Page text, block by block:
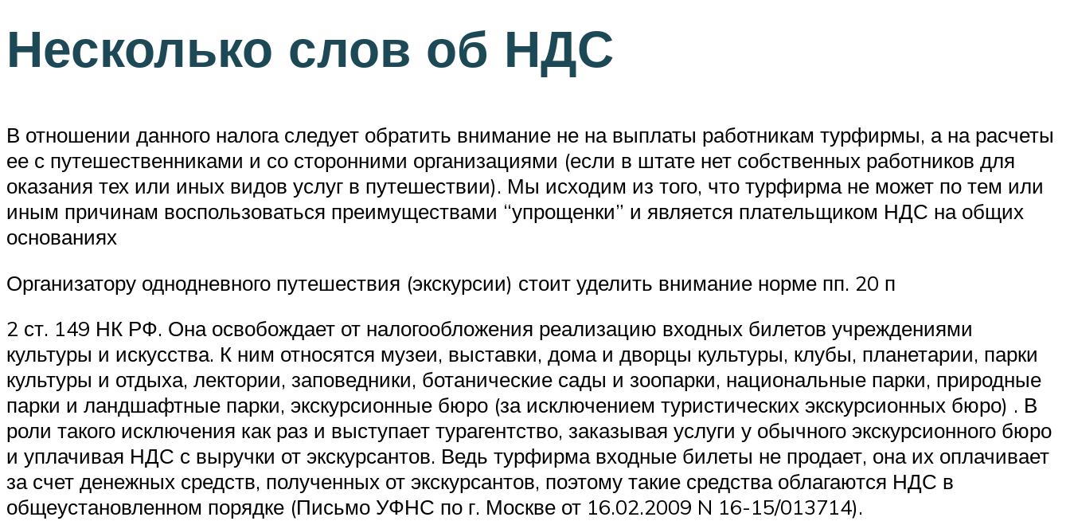
Несколько слов об НДС
В отношении данного налога следует обратить внимание не на выплаты работникам турфирмы, а на расчеты
ее с путешественниками и со сторонними организациями (если в штате нет собственных работников для
оказания тех или иных видов услуг в путешествии). Мы исходим из того, что турфирма не может по тем или
иным причинам воспользоваться преимуществами “упрощенки” и является плательщиком НДС на общих
основаниях
Организатору однодневного путешествия (экскурсии) стоит уделить внимание норме пп. 20 п
2 ст. 149 НК РФ. Она освобождает от налогообложения реализацию входных билетов учреждениями
культуры и искусства. К ним относятся музеи, выставки, дома и дворцы культуры, клубы, планетарии, парки
культуры и отдыха, лектории, заповедники, ботанические сады и зоопарки, национальные парки, природные
парки и ландшафтные парки, экскурсионные бюро (за исключением туристических экскурсионных бюро) . В
роли такого исключения как раз и выступает турагентство, заказывая услуги у обычного экскурсионного бюро
и уплачивая НДС с выручки от экскурсантов. Ведь турфирма входные билеты не продает, она их оплачивает
за счет денежных средств, полученных от экскурсантов, поэтому такие средства облагаются НДС в
общеустановленном порядке (Письмо УФНС по г. Москве от 16.02.2009 N 16-15/013714).